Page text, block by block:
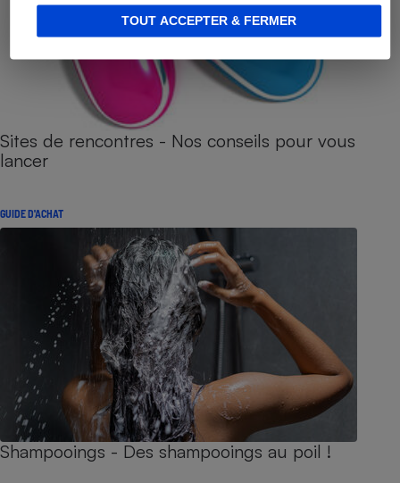
TOUT ACCEPTER & FERMER
Sites de rencontres - Nos conseils pour vous
lancer
GUIDE D'ACHAT
Shampooings - Des shampooings au poil !